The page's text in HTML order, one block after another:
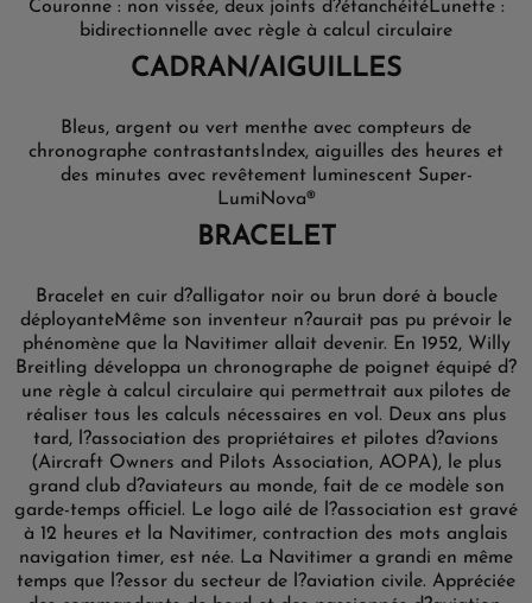
Couronne : non vissée, deux joints d?étanchéitéLunette :
bidirectionnelle avec règle à calcul circulaire
CADRAN/AIGUILLES
Bleus, argent ou vert menthe avec compteurs de
chronographe contrastants Index, aiguilles des heures et
des minutes avec revêtement luminescent Super-
LumiNova®
BRACELET
Bracelet en cuir d?alligator noir ou brun doré à boucle
déployanteMême son inventeur n?aurait pas pu prévoir le
phénomène que la Navitimer allait devenir. En 1952, Willy
Breitling développa un chronographe de poignet équipé d?
une règle à calcul circulaire qui permettrait aux pilotes de
réaliser tous les calculs nécessaires en vol. Deux ans plus
tard, l?association des propriétaires et pilotes d?avions
(Aircraft Owners and Pilots Association, AOPA), le plus
grand club d?aviateurs au monde, fait de ce modèle son
garde-temps officiel. Le logo ailé de l?association est gravé
à 12 heures et la Navitimer, contraction des mots anglais
navigation timer, est née. La Navitimer a grandi en même
temps que l?essor du secteur de l?aviation civile. Appréciée